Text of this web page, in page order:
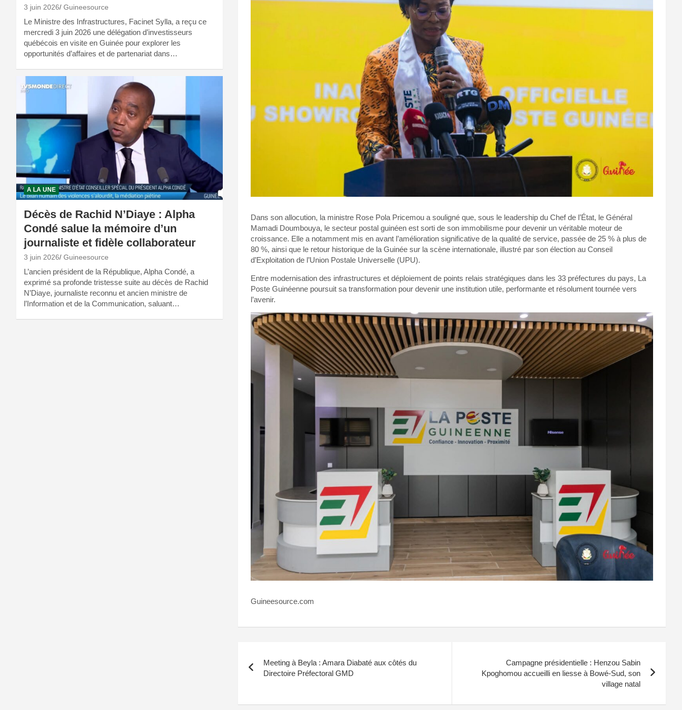
Dans son allocution, la ministre Rose Pola Pricemou a souligné que, sous le leadership du Chef de l’État, le Général
Mamadi Doumbouya, le secteur postal guinéen est sorti de son immobilisme pour devenir un véritable moteur de
croissance. Elle a notamment mis en avant l’amélioration significative de la qualité de service, passée de 25 % à plus de
80 %, ainsi que le retour historique de la Guinée sur la scène internationale, illustré par son élection au Conseil
d’Exploitation de l’Union Postale Universelle (UPU).
Entre modernisation des infrastructures et déploiement de points relais stratégiques dans les 33 préfectures du pays, La
Poste Guinéenne poursuit sa transformation pour devenir une institution utile, performante et résolument tournée vers
l’avenir.
Guineesource.com
de
Meeting à Beyla : Amara Diabaté aux côtés du
Directoire Préfectoral GMD
Campagne présidentielle : Henzou Sabin
Kpoghomou accueilli en liesse à Bowé-Sud, son
village natal
3 juin 2026 Guineesource
Le Ministre des Infrastructures, Facinet Sylla, a reçu ce
mercredi 3 juin 2026 une délégation d’investisseurs
québécois en visite en Guinée pour explorer les
opportunités d’affaires et de partenariat dans…
A LA UNE
Décès de Rachid N’Diaye : Alpha
Condé salue la mémoire d’un
journaliste et fidèle collaborateur
3 juin 2026 Guineesource
L’ancien président de la République, Alpha Condé, a
exprimé sa profonde tristesse suite au décès de Rachid
N’Diaye, journaliste reconnu et ancien ministre de
l’Information et de la Communication, saluant…